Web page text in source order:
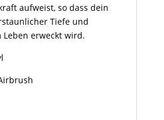
aufweist, so dass dein
Tiefe und
Leben erweckt wird.